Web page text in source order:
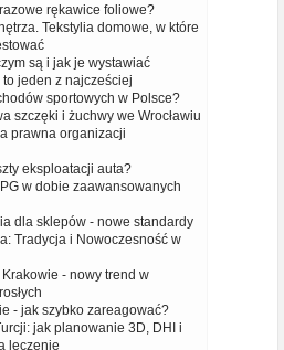
rękawice foliowe?
Tekstylia domowe, w które
są i jak je wystawiać
jeden z najcześciej
sportowych w Polsce?
szczęki i żuchwy we Wrocławiu
prawna organizacji
eksploatacji auta?
w dobie zaawansowanych
dla sklepów - nowe standardy
Tradycja i Nowoczesność w
- nowy trend w
- jak szybko zareagować?
jak planowanie 3D, DHI i
leczenie